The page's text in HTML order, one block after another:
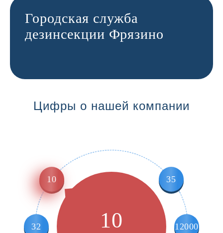
Городская служба
дезинсекции Фрязино
Цифры о нашей компании
10 35
12000
32 10